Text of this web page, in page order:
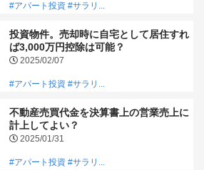
#アパート投資 #サラリ...
投資物件。売却時に自宅として居住すれ
ば3,000万円控除は可能？
2025/02/07
#アパート投資 #サラリ...
不動産売買代金を決算書上の営業売上に
計上してよい？
2025/01/31
#アパート投資 #サラリ...